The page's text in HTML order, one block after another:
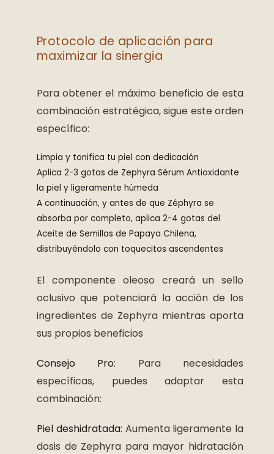
Protocolo de aplicación para
maximizar la sinergia
Para obtener el máximo beneficio de esta
combinación estratégica, sigue este orden
específico:
Limpia y tonifica tu piel con dedicación
Aplica 2-3 gotas de Zephyra Sérum Antioxidante
la piel y ligeramente húmeda
A continuación, y antes de que Zéphyra se
absorba por completo, aplica 2-4 gotas del
Aceite de Semillas de Papaya Chilena,
distribuyéndolo con toquecitos ascendentes
El componente oleoso creará un sello
oclusivo que potenciará la acción de los
ingredientes de Zephyra mientras aporta
sus propios beneficios
Consejo Pro: Para necesidades
específicas, puedes adaptar esta
combinación:
Piel deshidratada: Aumenta ligeramente la
dosis de Zephyra para mayor hidratación